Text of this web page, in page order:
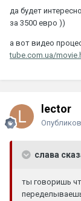
да будет
за 3500 евро ))
а вот видео
tube.com.ua/
lector
слава
ты говоришь